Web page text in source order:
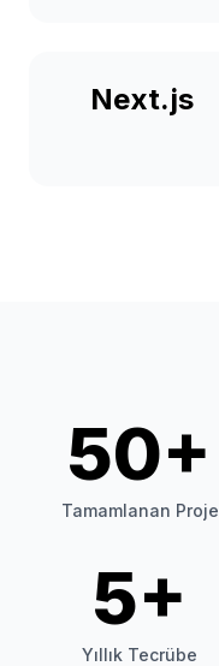
Next.js
50+
Tamamlanan Proje
5+
Yıllık Tecrübe